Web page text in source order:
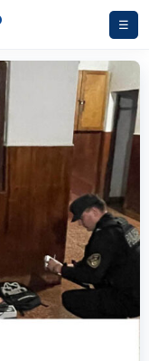
☰